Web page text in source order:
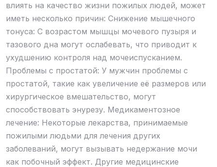
влиять на качество жизни пожилых людей, может
иметь несколько причин: Снижение мышечного
тонуса: С возрастом мышцы мочевого пузыря и
тазового дна могут ослабевать, что приводит к
ухудшению контроля над мочеиспусканием.
Проблемы с простатой: У мужчин проблемы с
простатой, такие как увеличение её размеров или
хирургическое вмешательство, могут
способствовать энурезу. Медикаментозное
лечение: Некоторые лекарства, принимаемые
пожилыми людьми для лечения других
заболеваний, могут вызывать недержание мочи
как побочный эффект. Другие медицинские